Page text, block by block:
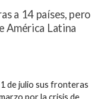
a 14 países, pero
América Latina
de julio sus fronteras
por la crisis de